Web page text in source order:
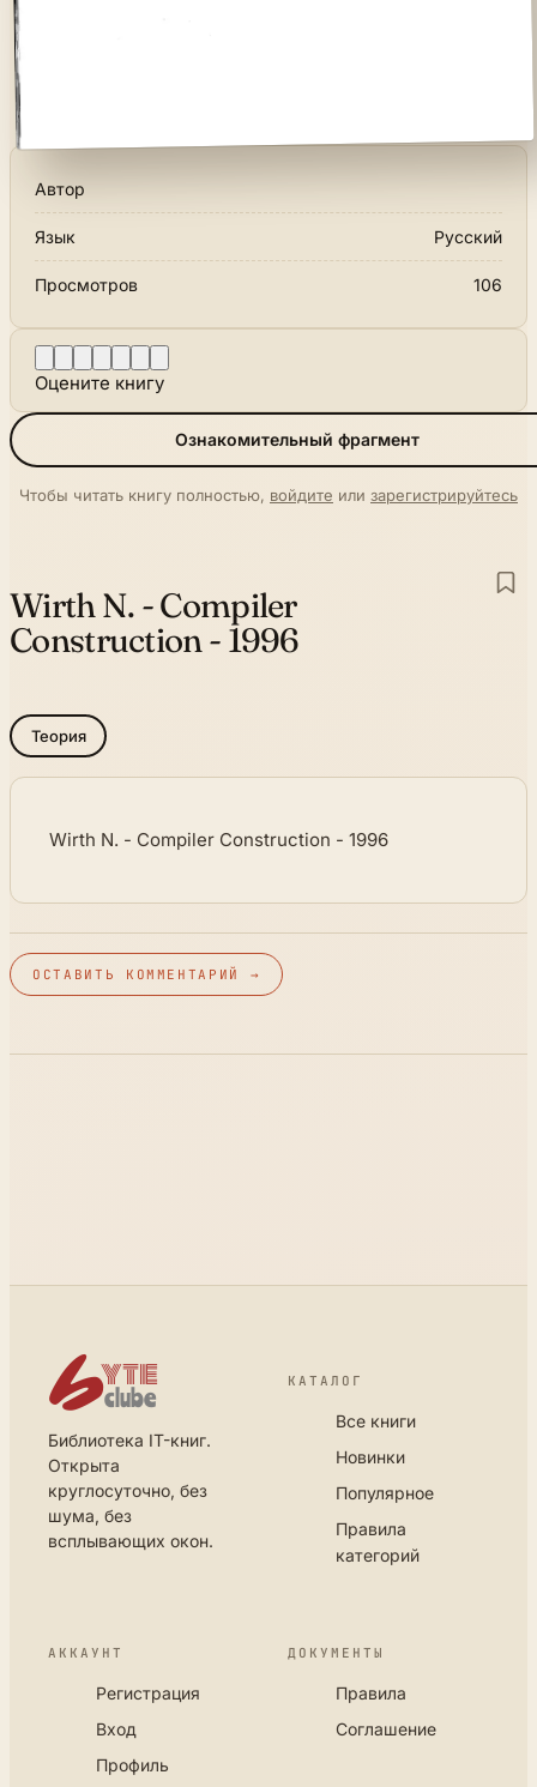
Автор
Язык Русский
Просмотров 106
Оцените книгу
Ознакомительный фрагмент
Чтобы читать книгу полностью, войдите или зарегистрируйтесь
Wirth N. - Compiler
Construction - 1996
Теория
Wirth N. - Compiler Construction - 1996
ОСТАВИТЬ КОММЕНТАРИЙ →
Библиотека IT-книг.
Открыта
круглосуточно, без
шума, без
всплывающих окон.
КАТАЛОГ
Все книги
Новинки
Популярное
Правила
категорий
АККАУНТ
Регистрация
Вход
Профиль
ДОКУМЕНТЫ
Правила
Соглашение